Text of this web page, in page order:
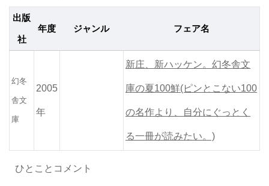
出版
社
年度 ジャンル フェア名
幻冬
舎文
庫
2005
年
新庄、新ハッケン。幻冬舎文
庫の夏100鮮(ピンとこない100
の名作より、自分にぐっとく
る一冊が読みたい。)
ひとことコメント